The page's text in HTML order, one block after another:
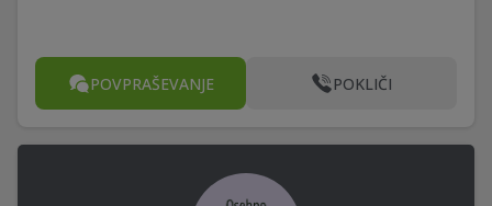
POVPRAŠEVANJE POKLIČI